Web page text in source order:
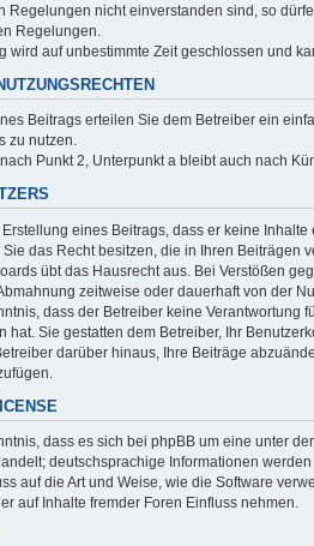
Regelungen nicht einverstanden sind, so
Regelungen.
wird auf unbestimmte Zeit geschlossen und
Beitrags erteilen Sie dem Betreiber ein
zu nutzen.
Punkt 2, Unterpunkt a bleibt auch nach
eines Beitrags, dass er keine
das Recht besitzen, die in Ihren Beiträgen
übt das Hausrecht aus. Bei Verstößen
zeitweise oder dauerhaft von der
dass der Betreiber keine Verantwortung
hat. Sie gestatten dem Betreiber, Ihr
darüber hinaus, Ihre Beiträge
dass es sich bei phpBB um eine unter der
deutschsprachige Informationen
auf die Art und Weise, wie die Software
auf Inhalte fremder Foren Einfluss nehmen.